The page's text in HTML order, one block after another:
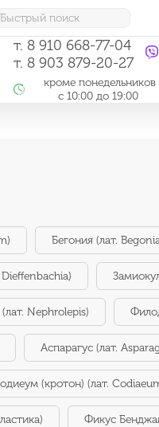
т. 8 910 668-77-04
т. 8 903 879-20-27
кроме понедельников
с 10:00 до 19:00
Бегония (лат.
Nephrolepis)
Аспарагус (лат.
(кротон) (лат.
Фикус